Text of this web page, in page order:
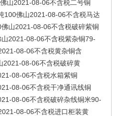
山2021-08-06不含税二号铜
100佛山2021-08-06不含税马达
山2021-08-06不含税破碎紫铜
2021-08-06不含税紫杂铜79-
08-06不含税黄杂铜含
2021-08-06不含税破碎黄
08-06不含税水箱紫铜
08-06不含税干净通讯线铜
08-06不含税破碎杂线铜米90-
08-06不含税进口柜装黄